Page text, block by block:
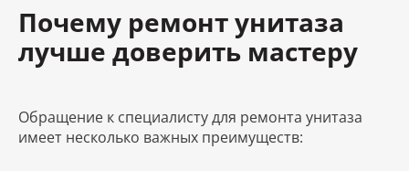
Почему ремонт унитаза
лучше доверить мастеру
Обращение к специалисту для ремонта унитаза
имеет несколько важных преимуществ: